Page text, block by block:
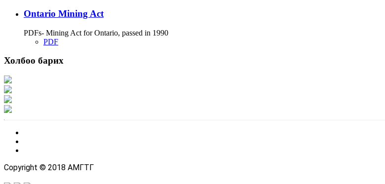
Ontario Mining Act
PDFs- Mining Act for Ontario, passed in 1990
PDF
Холбоо барих
Copyright © 2018 АМГТГ